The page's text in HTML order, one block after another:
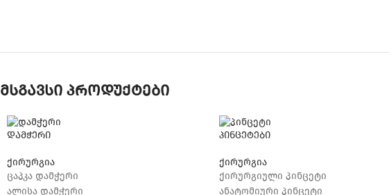
მსგავსი პროდუქტები
დამჭერი
ქირურგია
ცაპკა დამჭერი
ალისა დამჭერი
პინცეტები
ქირურგია
ქირურგიული პინცეტი
ანატომიური პინცეტი